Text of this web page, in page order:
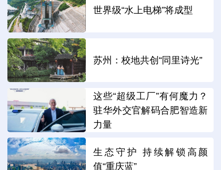
世界级“水上电梯”将成型
苏州：校地共创“同里诗光”
这些“超级工厂”有何魔力？
驻华外交官解码合肥智造新
力量
生态守护 持续解锁高颜
值“重庆蓝”